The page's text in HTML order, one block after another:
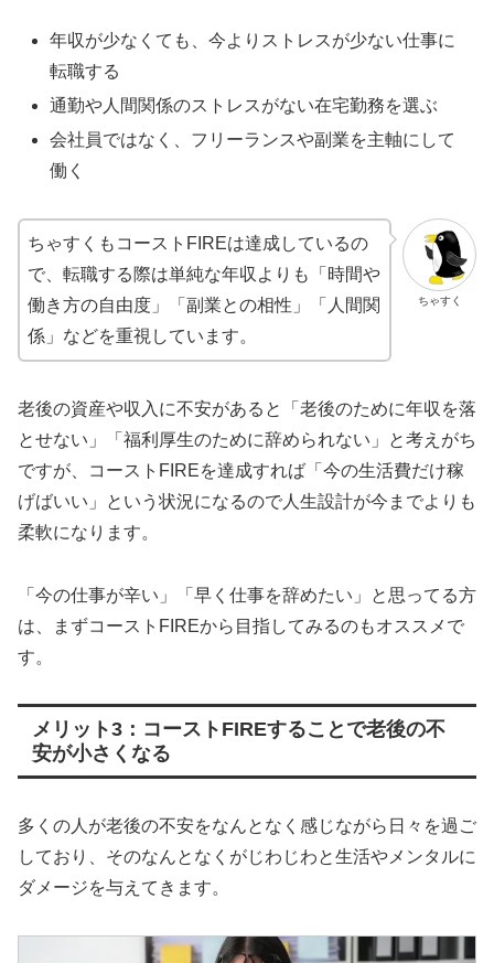
年収が少なくても、今よりストレスが少ない仕事に
転職する
通勤や人間関係のストレスがない在宅勤務を選ぶ
会社員ではなく、フリーランスや副業を主軸にして
働く
ちゃすく
ちゃすくもコーストFIREは達成しているの
で、転職する際は単純な年収よりも「時間や
働き方の自由度」「副業との相性」「人間関
係」などを重視しています。
老後の資産や収入に不安があると「老後のために年収を落
とせない」「福利厚生のために辞められない」と考えがち
ですが、コーストFIREを達成すれば「今の生活費だけ稼
げばいい」という状況になるので人生設計が今までよりも
柔軟になります。
「今の仕事が辛い」「早く仕事を辞めたい」と思ってる方
は、まずコーストFIREから目指してみるのもオススメで
す。
メリット3：コーストFIREすることで老後の不
安が小さくなる
多くの人が老後の不安をなんとなく感じながら日々を過ご
しており、そのなんとなくがじわじわと生活やメンタルに
ダメージを与えてきます。